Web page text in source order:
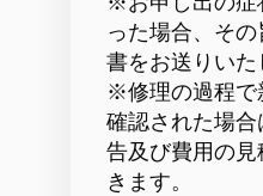
った場合、そ
書をお送りいた
※修理の過程で
確認された場
告及び費用の
きます。